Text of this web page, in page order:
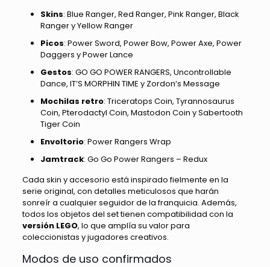
Skins: Blue Ranger, Red Ranger, Pink Ranger, Black
Ranger y Yellow Ranger
Picos: Power Sword, Power Bow, Power Axe, Power
Daggers y Power Lance
Gestos: GO GO POWER RANGERS, Uncontrollable
Dance, IT’S MORPHIN TIME y Zordon’s Message
Mochilas retro: Triceratops Coin, Tyrannosaurus
Coin, Pterodactyl Coin, Mastodon Coin y Sabertooth
Tiger Coin
Envoltorio: Power Rangers Wrap
Jamtrack: Go Go Power Rangers – Redux
Cada skin y accesorio está inspirado fielmente en la
serie original, con detalles meticulosos que harán
sonreír a cualquier seguidor de la franquicia. Además,
todos los objetos del set tienen compatibilidad con la
versión LEGO, lo que amplía su valor para
coleccionistas y jugadores creativos.
Modos de uso confirmados